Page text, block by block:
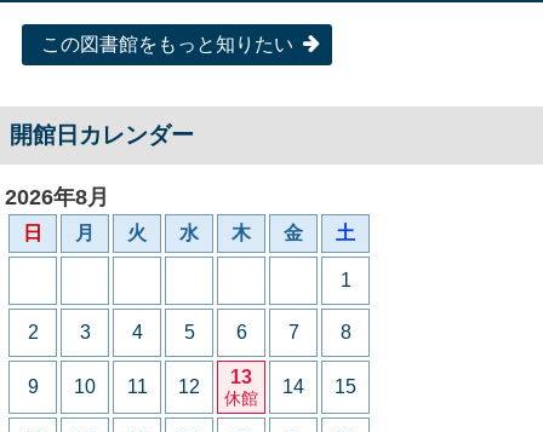
この図書館をもっと知りたい
開館日カレンダー
2026年8月
日 月 火 水 木 金 土
1
2 3 4 5 6 7 8
9 10 11 12 13
休館
14 15